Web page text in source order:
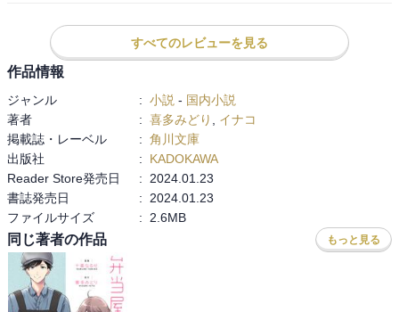
すべてのレビューを見る
作品情報
ジャンル : 小説 - 国内小説
著者
: 喜多みどり
イナコ
掲載誌・レーベル
: 角川文庫
出版社
:
KADOKAWA
Reader Store発売日
:
2024.01.23
書誌発売日
:
2024.01.23
ファイルサイズ
: 2.6MB
同じ著者の作品 もっと見る